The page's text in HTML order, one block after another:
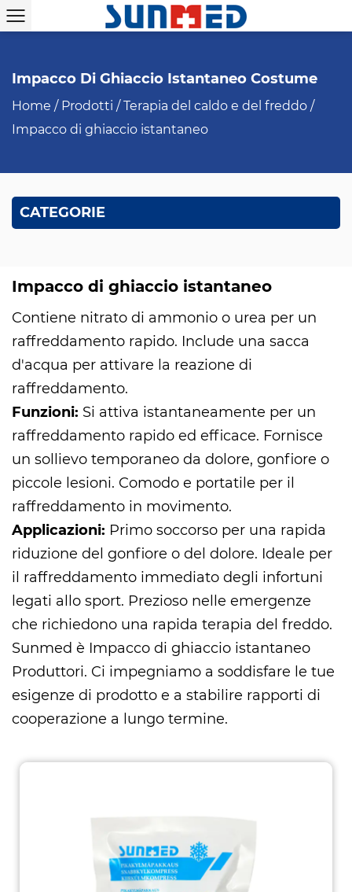
Impacco Di Ghiaccio Istantaneo Costume
Home / Prodotti /Terapia del caldo e del freddo /
Impacco di ghiaccio istantaneo
CATEGORIE
Impacco di ghiaccio istantaneo
Contiene nitrato di ammonio o urea per un
raffreddamento rapido. Include una sacca
d'acqua per attivare la reazione di
raffreddamento.
Funzioni: Si attiva istantaneamente per un
raffreddamento rapido ed efficace. Fornisce
un sollievo temporaneo da dolore, gonfiore o
piccole lesioni. Comodo e portatile per il
raffreddamento in movimento.
Applicazioni: Primo soccorso per una rapida
riduzione del gonfiore o del dolore. Ideale per
il raffreddamento immediato degli infortuni
legati allo sport. Prezioso nelle emergenze
che richiedono una rapida terapia del freddo.
Sunmed è Impacco di ghiaccio istantaneo
Produttori. Ci impegniamo a soddisfare le tue
esigenze di prodotto e a stabilire rapporti di
cooperazione a lungo termine.